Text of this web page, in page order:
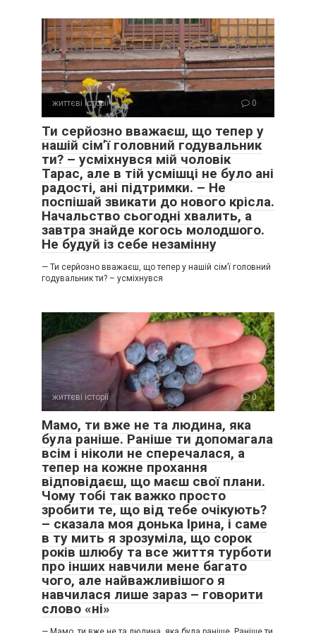
спробувала я виправдатися.
— Тобі не потрібно було мене рятувати від моїх помилок.
Мені потрібно було просто знати, що ти поруч, навіть коли
я помилялася.
Ми взялися за роботу. Мовчання було майже фізичним,
наче густа стіна між нами. Вона почала рубати кущі біля
паркану, я ж намагалася очистити доріжку від моху.
Працювали ми кілька годин поспіль. Спина нила, руки були
брудними, а сонце вже почало нещадно пекти.
Раптом вона зупинилася, витираючи чоло рукавом.
— Магазин закрився, — сказала вона раптово, дивлячись
на стару яблуню. — Банк забирає обладнання через два
життєві історії 0
Ти серйозно вважаєш, що тепер у
нашій сім’ї головний годувальник
ти? – усміхнувся мій чоловік
Тарас, але в тій усмішці не було ані
радості, ані підтримки. – Не
поспішай звикати до нового крісла.
Начальство сьогодні хвалить, а
завтра знайде когось молодшого.
Не будуй із себе незамінну
— Ти серйозно вважаєш, що тепер у нашій сім’ї головний
годувальник ти? – усміхнувся
життєві історії 0
Мамо, ти вже не та людина, яка
була раніше. Раніше ти допомагала
всім і ніколи не сперечалася, а
тепер на кожне прохання
відповідаєш, що маєш свої плани.
Чому тобі так важко просто
зробити те, що від тебе очікують?
– сказала моя донька Ірина, і саме
в ту мить я зрозуміла, що сорок
років шлюбу та все життя турботи
про інших навчили мене багато
чого, але найважливішого я
навчилася лише зараз – говорити
слово «ні»